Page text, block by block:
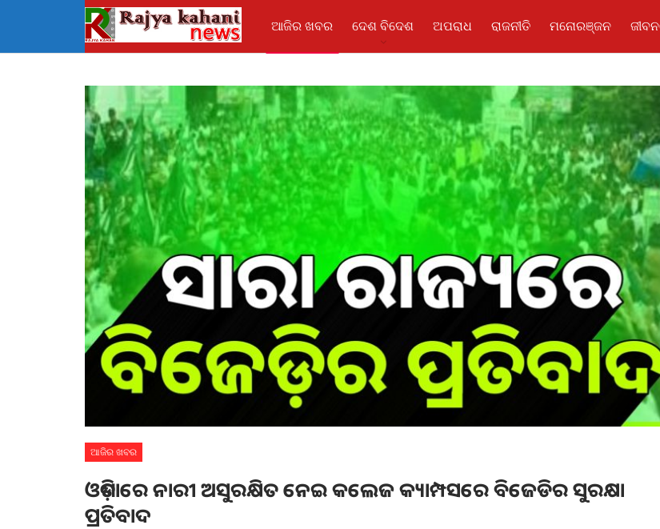
ଆଜିର ଖବର ଦେଶ ବିଦେଶ ଅପରାଧ ରାଜନୀତି ମନୋରଞ୍ଜନ
ଆଜିର ଖବର
ଓଡ଼ିଶାରେ ନାରୀ ଅସୁରକ୍ଷିତ ନେଇ କଲେଜ କ୍ୟାମ୍ପସରେ ବିଜେଡିର ସୁରକ୍ଷା
ପ୍ରତିବାଦ